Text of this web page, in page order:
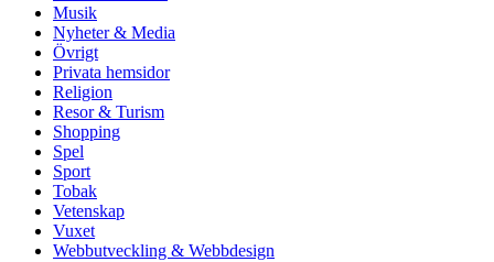
Musik
Nyheter & Media
Övrigt
Privata hemsidor
Religion
Resor & Turism
Shopping
Spel
Sport
Tobak
Vetenskap
Vuxet
Webbutveckling & Webbdesign